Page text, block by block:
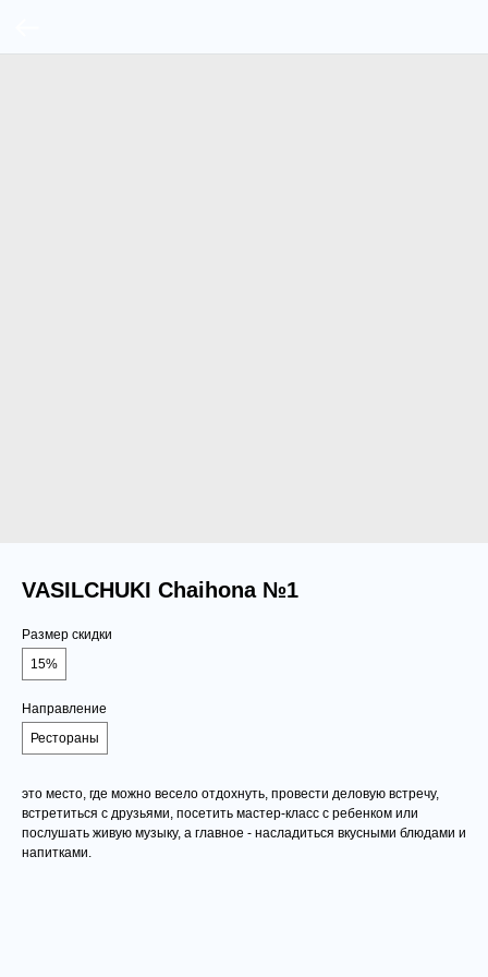
VASILCHUKI Chaihona №1
Размер скидки
15%
Направление
Рестораны
это место, где можно весело отдохнуть, провести деловую встречу,
встретиться с друзьями, посетить мастер-класс с ребенком или
послушать живую музыку, а главное - насладиться вкусными блюдами и
напитками.